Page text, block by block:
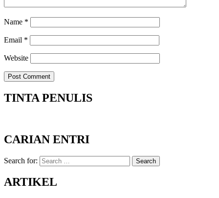
Name *
Email *
Website
TINTA PENULIS
CARIAN ENTRI
Search for: Search
ARTIKEL